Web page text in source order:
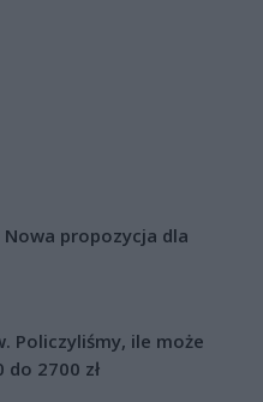
propozycja dla
Policzyliśmy, ile może
2700 zł